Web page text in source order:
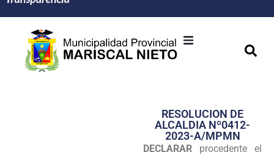
Transparencia
Seguridad
RESOLUCION DE
ALCALDIA Nº0412-
2023-A/MPMN
DECLARAR procedente el